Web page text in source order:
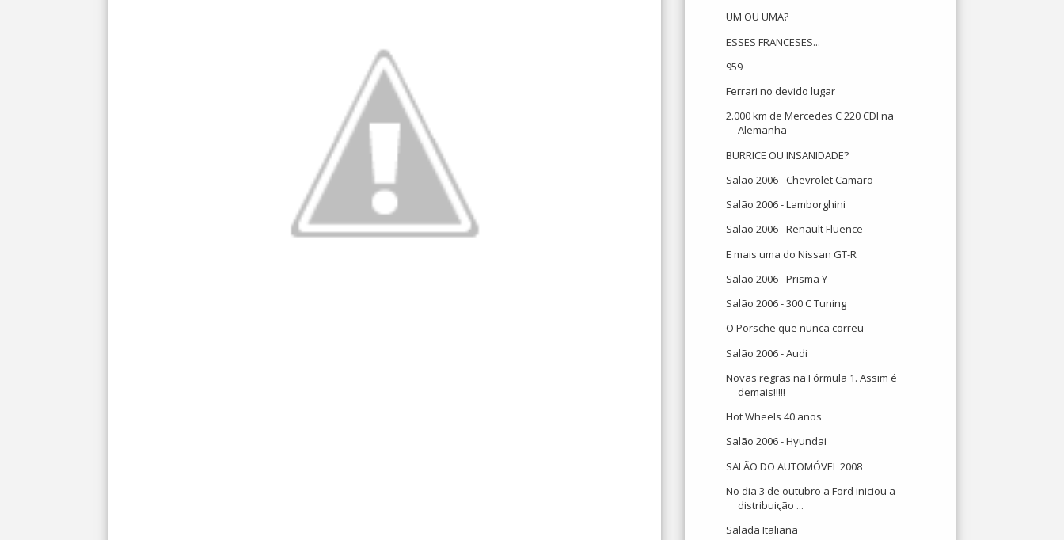
UM OU UMA?
ESSES FRANCESES...
959
Ferrari no devido lugar
2.000 km de Mercedes C 220 CDI na
Alemanha
BURRICE OU INSANIDADE?
Salão 2006 - Chevrolet Camaro
Salão 2006 - Lamborghini
Salão 2006 - Renault Fluence
E mais uma do Nissan GT-R
Salão 2006 - Prisma Y
Salão 2006 - 300 C Tuning
O Porsche que nunca correu
Salão 2006 - Audi
Novas regras na Fórmula 1. Assim é
demais!!!!!
Hot Wheels 40 anos
Salão 2006 - Hyundai
SALÃO DO AUTOMÓVEL 2008
No dia 3 de outubro a Ford iniciou a
distribuição ...
Salada Italiana